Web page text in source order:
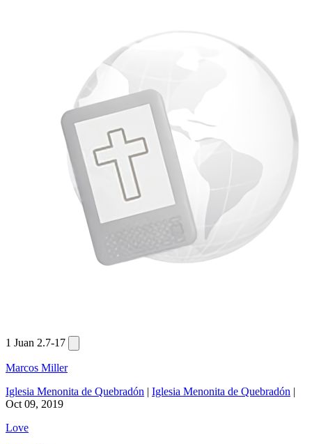
1 Juan 2.7-17
Marcos Miller
Iglesia Menonita de Quebradón | Iglesia Menonita de Quebradón |
Oct 09, 2019
Love